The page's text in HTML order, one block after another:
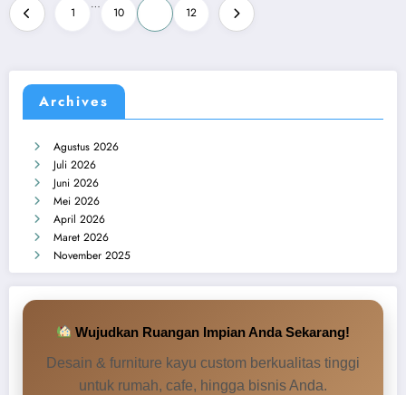
Paginasi
pos
1
…
10 12
Archives
Agustus 2026
Juli 2026
Juni 2026
Mei 2026
April 2026
Maret 2026
November 2025
Wujudkan Ruangan Impian Anda Sekarang!
Desain & furniture kayu custom berkualitas tinggi
untuk rumah, cafe, hingga bisnis Anda.